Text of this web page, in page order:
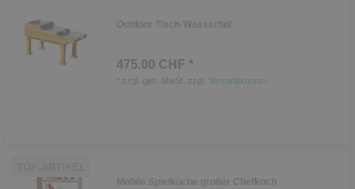
Outdoor Tisch-Wasserfall
475.00 CHF *
zzgl. ges. MwSt. zzgl. Versandkosten
Mobile Spielküche großer Chefkoch